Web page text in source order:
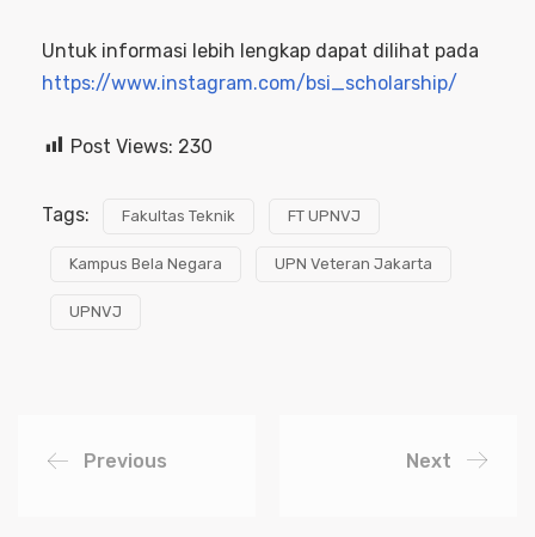
Untuk informasi lebih lengkap dapat dilihat pada
https://www.instagram.com/bsi_scholarship/
Post Views: 230
Tags: Fakultas Teknik FT UPNVJ
Kampus Bela Negara UPN Veteran Jakarta
UPNVJ
Previous Next